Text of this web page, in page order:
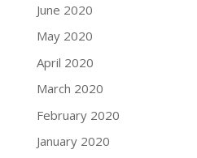
June 2020
May 2020
April 2020
March 2020
February 2020
January 2020